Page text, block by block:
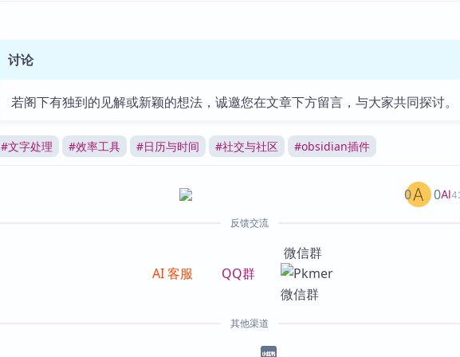
讨论
若阁下有独到的见解或新颖的想法，诚邀您在文章下方留言，与大家共同探讨。
#文字处理 #效率工具 #日历与时间 #社交与社区 #obsidian插件
AI
0 0
反馈交流
AI 客服 QQ群
微信群
其他渠道